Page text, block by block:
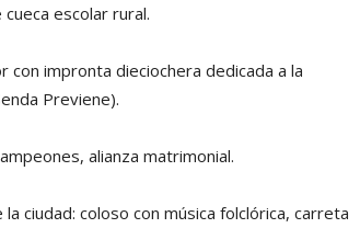
escolar rural.
impronta dieciochera dedicada a la
Previene).
alianza matrimonial.
ciudad: coloso con música folclórica, carreta